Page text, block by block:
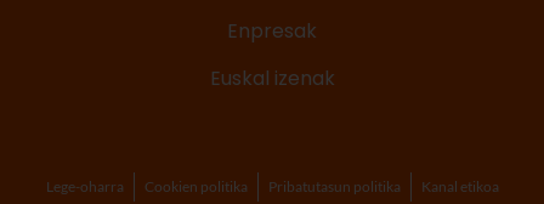
Enpresak
Euskal izenak
Lege-oharra Cookien politika Pribatutasun politika Kanal etikoa